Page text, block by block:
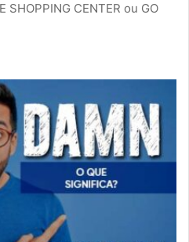
SHOPPING CENTER ou GO